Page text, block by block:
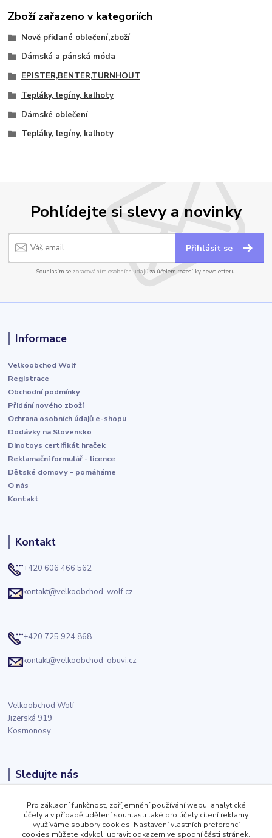
Zboží zařazeno v kategoriích
Nově přidané oblečení,zboží
Dámská a pánská móda
EPISTER,BENTER,TURNHOUT
Tepláky, legíny, kalhoty
Dámské oblečení
Tepláky, legíny, kalhoty
Pohlídejte si slevy a novinky
Přihlásit se
Souhlasím se zpracováním osobních údajůza účelem rozesílky newsletteru.
Informace
Velkoobchod Wolf
Registrace
Obchodní podmínky
Přidání nového zboží
Ochrana osobních údajů e-shopu
Dodávky na Slovensko
Dinotoys certifikát hraček
Reklamační formulář - licence
Dětské domovy - pomáháme
O nás
Kontakt
Kontakt
+420 606 466 562
kontakt@velkoobchod-wolf.cz
+420 725 924 868
kontakt@velkoobchod-obuvi.cz
Velkoobchod Wolf
Jizerská 919
Kosmonosy
Sledujte nás
Facebook
Pro základní funkčnost, zpříjemnění používání webu, analytické
účely a v případě udělení souhlasu také pro účely cílení reklamy
využíváme soubory cookies. Nastavení vlastních preferencí
cookies můžete kdykoli upravit odkazem ve spodní části stránek.